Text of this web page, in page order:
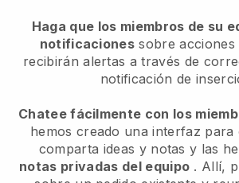
Haga que los miembros de su
notificaciones sobre
recibirán alertas a través de
notificación de
Chatee fácilmente con los
hemos creado una interfaz para
comparta ideas y notas y las
notas privadas del equipo . Allí,